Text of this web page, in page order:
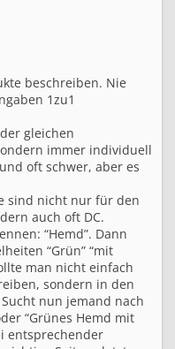
beschreiben. Nie
1zu1
gleichen
immer individuell
oft schwer, aber es
sind nicht nur für den
auch oft DC.
“Hemd”. Dann
“Grün” “mit
man nicht einfach
sondern in den
nun jemand nach
“Grünes Hemd mit
entsprechender